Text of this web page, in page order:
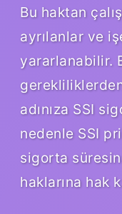
Bu haktan
ayrılanlar ve
yararlanabilir.
adınıza SSI
nedenle SSI
sigorta
haklarına hak